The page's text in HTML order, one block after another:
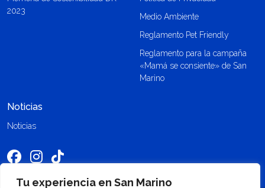
Tu experiencia en San Marino
2023
Medio Ambiente
Reglamento Pet Friendly
Reglamento para la campaña
«Mamá se consiente» de San
Marino
Noticias
Noticias